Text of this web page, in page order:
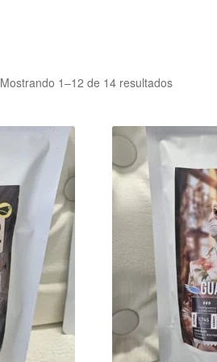
Mostrando 1–12 de 14 resultadosOrdenado